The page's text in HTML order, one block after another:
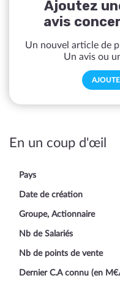
Ajoutez
avis
Un nouvel article de
Un avis ou
En un coup d'œil
Pays
Date de création
Groupe, Actionnaire
Nb de Salariés
Nb de points de vente
Dernier C.A connu (en